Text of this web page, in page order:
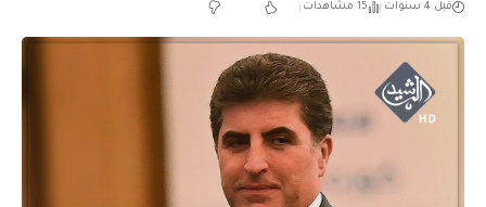
قبل 4 سنوات 15 مشاهدات